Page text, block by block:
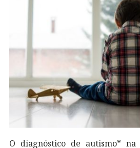
O diagnóstico de autismo* na